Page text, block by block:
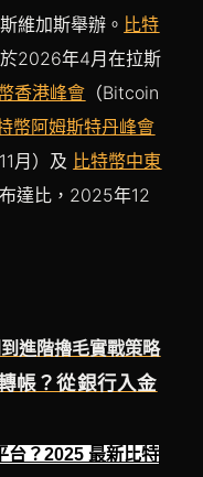
維加斯舉辦。 比特
2026年4月在拉斯
香港峰會 （Bitcoin
幣阿姆斯特丹峰會
月）及 比特幣中東
達比，2025年12
進階擼毛實戰策略
帳？從銀行入金
台？2025 最新比特